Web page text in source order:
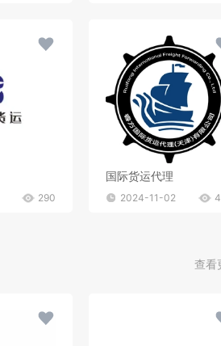
290
国际货运代理
2024-11-02
查看